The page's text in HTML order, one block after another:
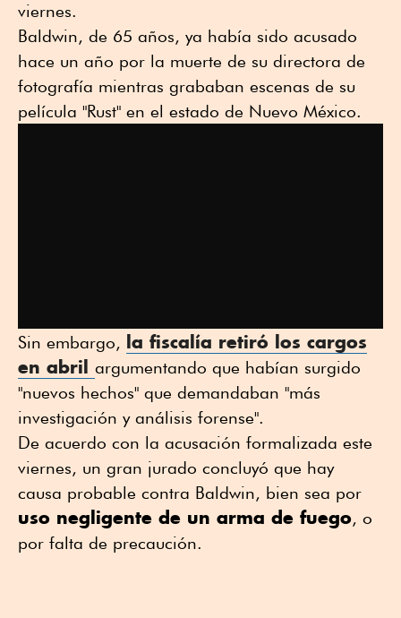
viernes.
Baldwin, de 65 años, ya había sido acusado
hace un año por la muerte de su directora de
fotografía mientras grababan escenas de su
película "Rust" en el estado de Nuevo México.
Sin embargo, la fiscalía retiró los cargos
en abril argumentando que habían surgido
"nuevos hechos" que demandaban "más
investigación y análisis forense".
De acuerdo con la acusación formalizada este
viernes, un gran jurado concluyó que hay
causa probable contra Baldwin, bien sea por
uso negligente de un arma de fuego, o
por falta de precaución.